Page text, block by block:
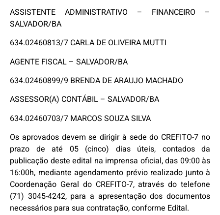
ASSISTENTE ADMINISTRATIVO – FINANCEIRO –
SALVADOR/BA
634.02460813/7 CARLA DE OLIVEIRA MUTTI
AGENTE FISCAL – SALVADOR/BA
634.02460899/9 BRENDA DE ARAUJO MACHADO
ASSESSOR(A) CONTÁBIL – SALVADOR/BA
634.02460703/7 MARCOS SOUZA SILVA
Os aprovados devem se dirigir à sede do CREFITO-7 no
prazo de até 05 (cinco) dias úteis, contados da
publicação deste edital na imprensa oficial, das 09:00 às
16:00h, mediante agendamento prévio realizado junto à
Coordenação Geral do CREFITO-7, através do telefone
(71) 3045-4242, para a apresentação dos documentos
necessários para sua contratação, conforme Edital.